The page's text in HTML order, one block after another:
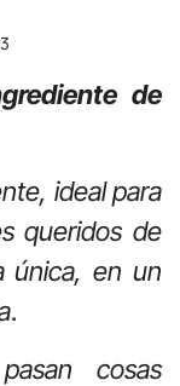
de
ideal para
queridos de
única, en un
.
cosas